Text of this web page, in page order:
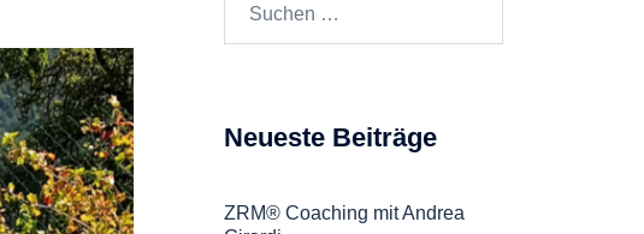
Neueste Beiträge
ZRM® Coaching mit Andrea